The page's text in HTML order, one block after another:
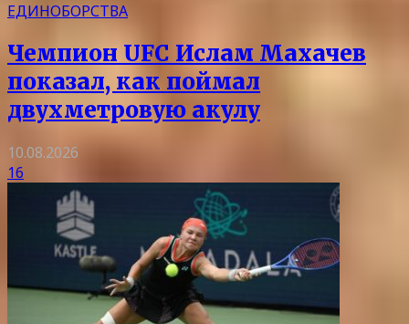
ЕДИНОБОРСТВА
Чемпион UFC Ислам Махачев
показал, как поймал
двухметровую акулу
10.08.2026
16